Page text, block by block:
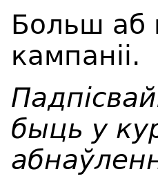
Больш аб
кампаніі.
быць у